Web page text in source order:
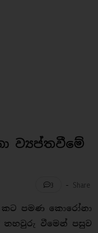
ව්‍යප්තවීමේ
3 - Share
කට පමණ කොරෝනා
තහවුරු වීමෙන් පසුව